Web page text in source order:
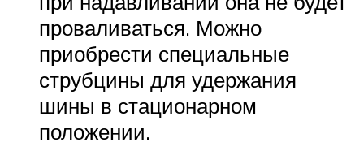
проваливаться. Можно
приобрести специальные
струбцины для удержания
шины в стационарном
положении.